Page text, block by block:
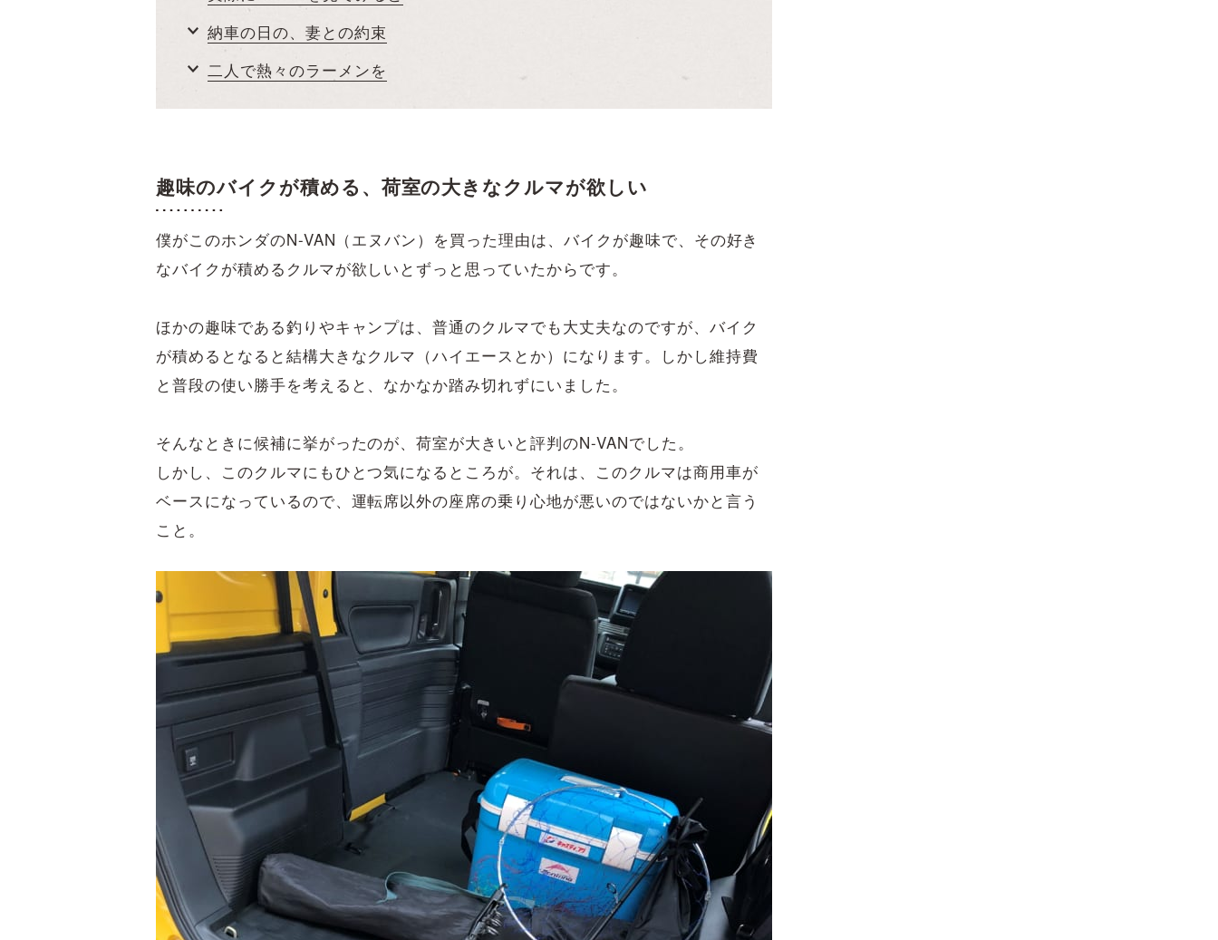
納車の日の、妻との約束
二人で熱々のラーメンを
趣味のバイクが積める、荷室の大きなクルマが欲しい
僕がこのホンダのN-VAN（エヌバン）を買った理由は、バイクが趣味で、その好き
なバイクが積めるクルマが欲しいとずっと思っていたからです。
ほかの趣味である釣りやキャンプは、普通のクルマでも大丈夫なのですが、バイク
が積めるとなると結構大きなクルマ（ハイエースとか）になります。しかし維持費
と普段の使い勝手を考えると、なかなか踏み切れずにいました。
そんなときに候補に挙がったのが、荷室が大きいと評判のN-VANでした。
しかし、このクルマにもひとつ気になるところが。それは、このクルマは商用車が
ベースになっているので、運転席以外の座席の乗り心地が悪いのではないかと言う
こと。